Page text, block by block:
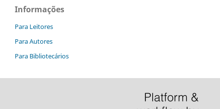
Informações
Para Leitores
Para Autores
Para Bibliotecários